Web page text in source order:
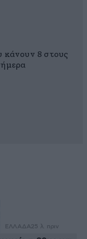
κάνουν 8 στους
ΕΛΛΑΔΑ25 λ. πριν